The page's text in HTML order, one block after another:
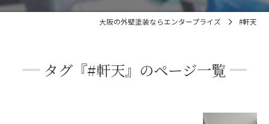
大阪の外壁塗装ならエンタープライズ #軒天
タグ『#軒天』のページ一覧